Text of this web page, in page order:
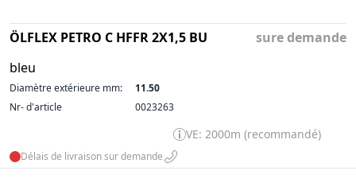
ÖLFLEX PETRO C HFFR 2X1,5 BU
bleu
sure demande
Diamètre extérieure mm:
11.50
Nr- d'article
0023263
VE: 2000m (recommandé)
Délais de livraison sur demande